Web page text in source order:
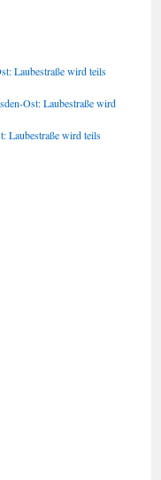
Laubestraße wird teils
Ost: Laubestraße wird
Laubestraße wird teils